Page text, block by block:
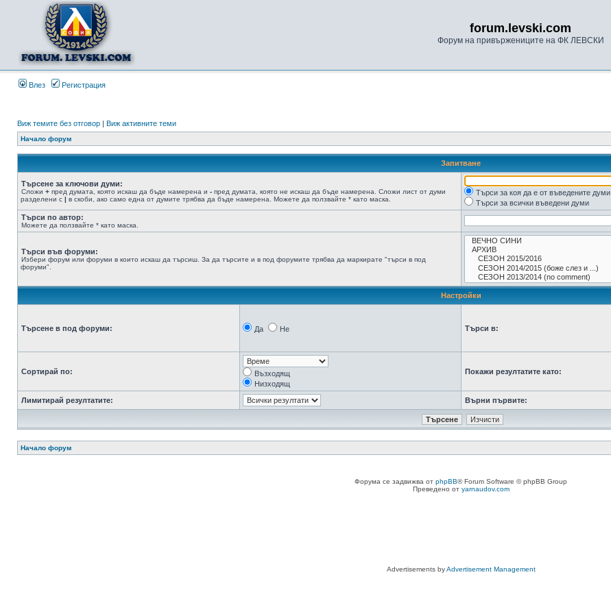
forum.levski.com
Форум на привържениците на ФК ЛЕВСКИ
Влез Регистрация
Виж темите без отговор | Виж активните теми
Начало форум
Запитване
Търсене за ключови думи:
Сложи + пред думата, която искаш да бъде намерена и - пред думата, която не искаш да бъде намерена. Сложи лист от думи
разделени с | в скоби, ако само една от думите трябва да бъде намерена. Можете да ползвайте * като маска.
Търси за коя да е от въведените думи
Търси за всички въведени думи
Търси по автор:
Можете да ползвайте * като маска.
Търси във форуми:
Избери форум или форуми в които искаш да търсиш. За да търсите и в под форумите трябва да маркирате "търси в под
форуми".
Настройки
Търсене в под форуми: Да Не Търси в:
Сортирай по:
Възходящ
Низходящ
Покажи резултатите като:
Лимитирай резултатите: Върни първите:
Начало форум
Форума се задвижва от phpBB® Forum Software © phpBB Group
Преведено от yarnaudov.com
Advertisements byAdvertisement Management